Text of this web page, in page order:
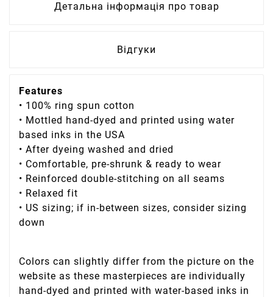
Детальна інформація про товар
Відгуки
Features
• 100% ring spun cotton
• Mottled hand-dyed and printed using water
based inks in the USA
• After dyeing washed and dried
• Comfortable, pre-shrunk & ready to wear
• Reinforced double-stitching on all seams
• Relaxed fit
• US sizing; if in-between sizes, consider sizing
down
Colors can slightly differ from the picture on the
website as these masterpieces are individually
hand-dyed and printed with water-based inks in